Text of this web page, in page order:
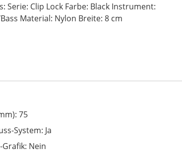
Serie: Clip Lock Farbe: Black Instrument:
Material: Nylon Breite: 8 cm
75
System: Ja
Nein